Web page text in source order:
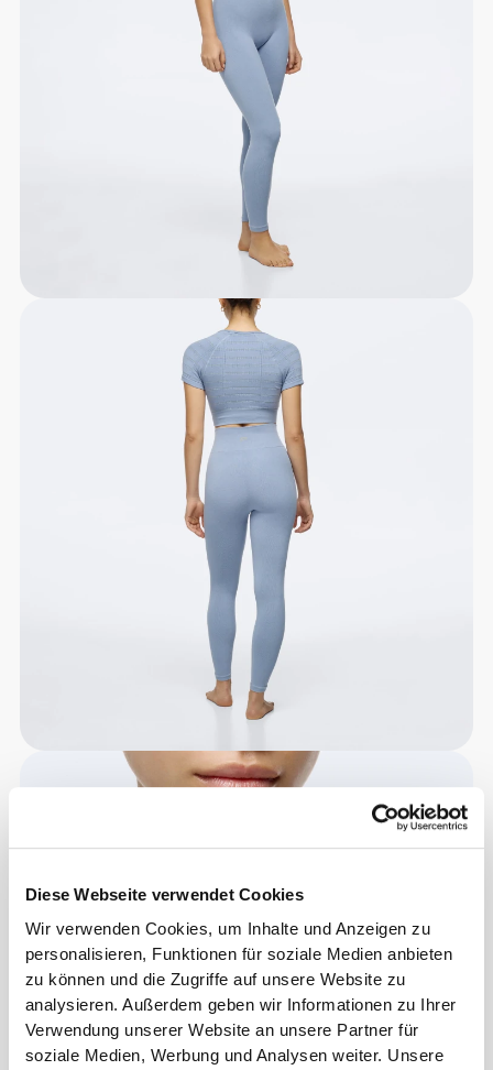
Diese Webseite verwendet Cookies
Wir verwenden Cookies, um Inhalte und Anzeigen zu
personalisieren, Funktionen für soziale Medien anbieten
zu können und die Zugriffe auf unsere Website zu
analysieren. Außerdem geben wir Informationen zu Ihrer
Verwendung unserer Website an unsere Partner für
soziale Medien, Werbung und Analysen weiter. Unsere